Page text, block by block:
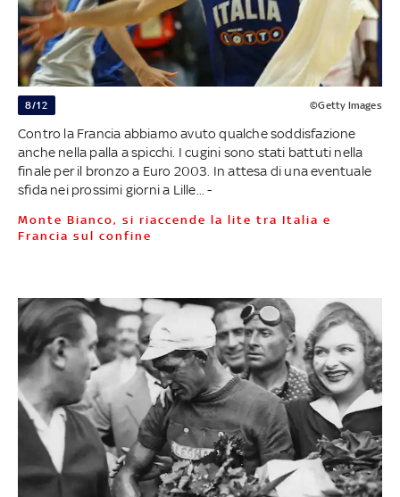
8/12 ©Getty Images
Contro la Francia abbiamo avuto qualche soddisfazione
anche nella palla a spicchi. I cugini sono stati battuti nella
finale per il bronzo a Euro 2003. In attesa di una eventuale
sfida nei prossimi giorni a Lille... -
Monte Bianco, si riaccende la lite tra Italia e
Francia sul confine